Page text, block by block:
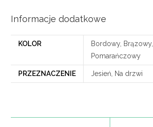
Informacje dodatkowe
KOLOR
Bordowy, Brązowy,
Pomarańczowy
PRZEZNACZENIE Jesień, Na drzwi